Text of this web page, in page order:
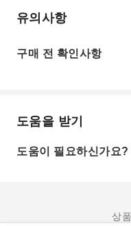
유의사항
구매 전 확인사항
도움을 받기
도움이 필요하신가요?
상